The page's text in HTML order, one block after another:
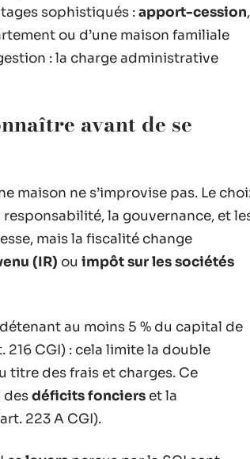
sophistiqués :apport-cession,
ou d’une maison familiale
: la charge administrative
avant de se
maison ne s’improvise pas. Le
responsabilité, la gouvernance, et
mais la fiscalité change
(IR) ou impôt sur les sociétés
au moins 5 % du capital de
216 CGI) : cela limite la double
titre des frais et charges. Ce
desdéficits fonciers et la
223 A CGI).